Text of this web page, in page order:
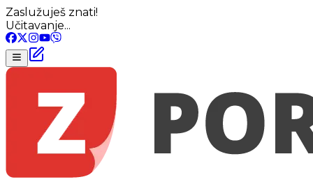
Zaslužuješ znati!
Učitavanje...